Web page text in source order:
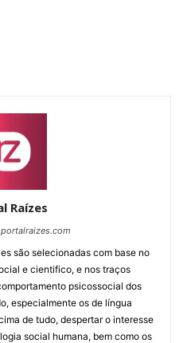
Raízes
são selecionadas com base no
e cientifico, e nos traços
psicossocial dos
especialmente os de língua
de tudo, despertar o interesse
social humana, bem como os